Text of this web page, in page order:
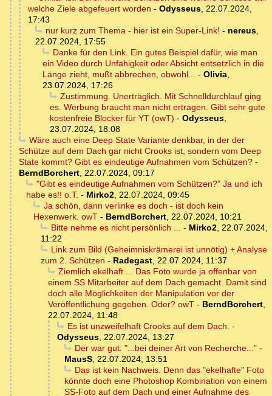
welche Ziele abgefeuert worden - Odysseus, 22.07.2024,
17:43
nur kurz zum Thema - hier ist ein Super-Link! - nereus,
22.07.2024, 17:55
Danke für den Link. Ein gutes Beispiel dafür, wie man
ein Video durch Unfähigkeit oder Absicht entsetzlich in die
Länge zieht, mußt abbrechen, obwohl... - Olivia,
23.07.2024, 17:26
Zustimmung. Unerträglich. Mit Schnelldurchlauf ging
es. Werbung braucht man nicht ertragen. Gibt sehr gute
kostenfreie Blocker für YT (owT) - Odysseus,
23.07.2024, 18:08
Wäre auch eine Deep State Variante denkbar, in der der
Schütze auf dem Dach gar nicht Crooks ist, sondern vom Deep
State kommt? Gibt es eindeutige Aufnahmen vom Schützen? -
BerndBorchert, 22.07.2024, 09:17
"Gibt es eindeutige Aufnahmen vom Schützen?" Ja und ich
habe es!! o.T. - Mirko2, 22.07.2024, 09:45
Ja schön, dann verlinke es doch - ist doch kein
Hexenwerk. owT - BerndBorchert, 22.07.2024, 10:21
Bitte nehme es nicht persönlich ... - Mirko2, 22.07.2024,
11:22
Link zum Bild (Geheimniskrämerei ist unnötig) + Analyse
zum 2. Schützen - Radegast, 22.07.2024, 11:37
Ziemlich ekelhaft ... Das Foto wurde ja offenbar von
einem SS Mitarbeiter auf dem Dach gemacht. Damit sind
doch alle Möglichkeiten der Manipulation vor der
Veröffentlichung gegeben. Oder? owT - BerndBorchert,
22.07.2024, 11:48
Es ist unzweifelhaft Crooks auf dem Dach. -
Odysseus, 22.07.2024, 13:27
Der war gut: "...bei deiner Art von Recherche..."-
MausS, 22.07.2024, 13:51
Das ist kein Nachweis. Denn das "ekelhafte" Foto
könnte doch eine Photoshop Kombination von einem
SS-Foto auf dem Dach und einer Aufnahme des